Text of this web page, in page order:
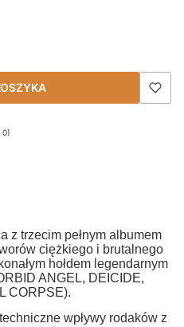
0)
z trzecim pełnym albumem
ciężkiego i brutalnego
hołdem legendarnym
ANGEL, DEICIDE,
CORPSE).
wpływy rodaków z